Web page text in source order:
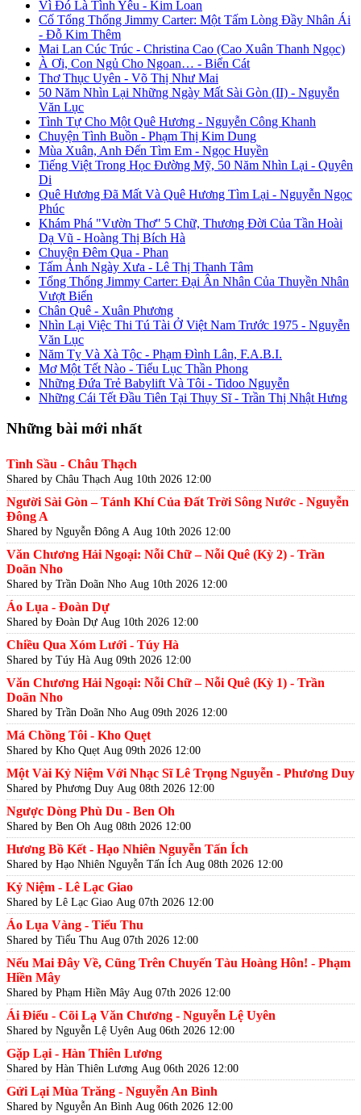
Vì Đó Là Tình Yêu - Kim Loan
Cố Tổng Thống Jimmy Carter: Một Tấm Lòng Đầy Nhân Ái
- Đỗ Kim Thêm
Mai Lan Cúc Trúc - Christina Cao (Cao Xuân Thanh Ngọc)
À Ơi, Con Ngủ Cho Ngoan… - Biển Cát
Thơ Thục Uyên - Võ Thị Như Mai
50 Năm Nhìn Lại Những Ngày Mất Sài Gòn (II) - Nguyễn
Văn Lục
Tình Tự Cho Một Quê Hương - Nguyễn Công Khanh
Chuyện Tình Buồn - Phạm Thị Kim Dung
Mùa Xuân, Anh Đến Tìm Em - Ngọc Huyền
Tiếng Việt Trong Học Đường Mỹ, 50 Năm Nhìn Lại - Quyên
Di
Quê Hương Đã Mất Và Quê Hương Tìm Lại - Nguyễn Ngọc
Phúc
Khám Phá "Vườn Thơ" 5 Chữ, Thương Đời Của Tần Hoài
Dạ Vũ - Hoàng Thị Bích Hà
Chuyện Đêm Qua - Phan
Tấm Ảnh Ngày Xưa - Lê Thị Thanh Tâm
Tổng Thống Jimmy Carter: Đại Ân Nhân Của Thuyền Nhân
Vượt Biển
Chân Quê - Xuân Phương
Nhìn Lại Việc Thi Tú Tài Ở Việt Nam Trước 1975 - Nguyễn
Văn Lục
Năm Tỵ Và Xà Tộc - Phạm Đình Lân, F.A.B.I.
Mơ Một Tết Nào - Tiểu Lục Thần Phong
Những Đứa Trẻ Babylift Và Tôi - Tidoo Nguyễn
Những Cái Tết Đầu Tiên Tại Thụy Sĩ - Trần Thị Nhật Hưng
Những bài mới nhất
Tình Sầu - Châu Thạch
Shared by Châu Thạch Aug 10th 2026 12:00
Người Sài Gòn – Tánh Khí Của Đất Trời Sông Nước - Nguyễn
Đông A
Shared by Nguyễn Đông A Aug 10th 2026 12:00
Văn Chương Hải Ngoại: Nỗi Chữ – Nỗi Quê (Kỳ 2) - Trần
Doãn Nho
Shared by Trần Doãn Nho Aug 10th 2026 12:00
Áo Lụa - Đoàn Dự
Shared by Đoàn Dự Aug 10th 2026 12:00
Chiều Qua Xóm Lưới - Túy Hà
Shared by Túy Hà Aug 09th 2026 12:00
Văn Chương Hải Ngoại: Nỗi Chữ – Nỗi Quê (Kỳ 1) - Trần
Doãn Nho
Shared by Trần Doãn Nho Aug 09th 2026 12:00
Má Chồng Tôi - Kho Quẹt
Shared by Kho Quẹt Aug 09th 2026 12:00
Một Vài Kỷ Niệm Với Nhạc Sĩ Lê Trọng Nguyễn - Phương Duy
Shared by Phương Duy Aug 08th 2026 12:00
Ngược Dòng Phù Du - Ben Oh
Shared by Ben Oh Aug 08th 2026 12:00
Hương Bồ Kết - Hạo Nhiên Nguyễn Tấn Ích
Shared by Hạo Nhiên Nguyễn Tấn Ích Aug 08th 2026 12:00
Kỷ Niệm - Lê Lạc Giao
Shared by Lê Lạc Giao Aug 07th 2026 12:00
Áo Lụa Vàng - Tiểu Thu
Shared by Tiểu Thu Aug 07th 2026 12:00
Nếu Mai Đây Về, Cũng Trên Chuyến Tàu Hoàng Hôn! - Phạm
Hiền Mây
Shared by Phạm Hiền Mây Aug 07th 2026 12:00
Ái Điểu - Cõi Lạ Văn Chương - Nguyễn Lệ Uyên
Shared by Nguyễn Lệ Uyên Aug 06th 2026 12:00
Gặp Lại - Hàn Thiên Lương
Shared by Hàn Thiên Lương Aug 06th 2026 12:00
Gửi Lại Mùa Trăng - Nguyễn An Bình
Shared by Nguyễn An Bình Aug 06th 2026 12:00